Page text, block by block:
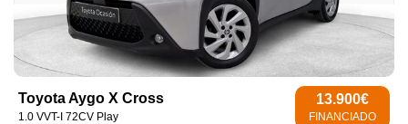
Toyota Aygo X Cross
1.0 VVT-I 72CV Play
13.900€
FINANCIADO